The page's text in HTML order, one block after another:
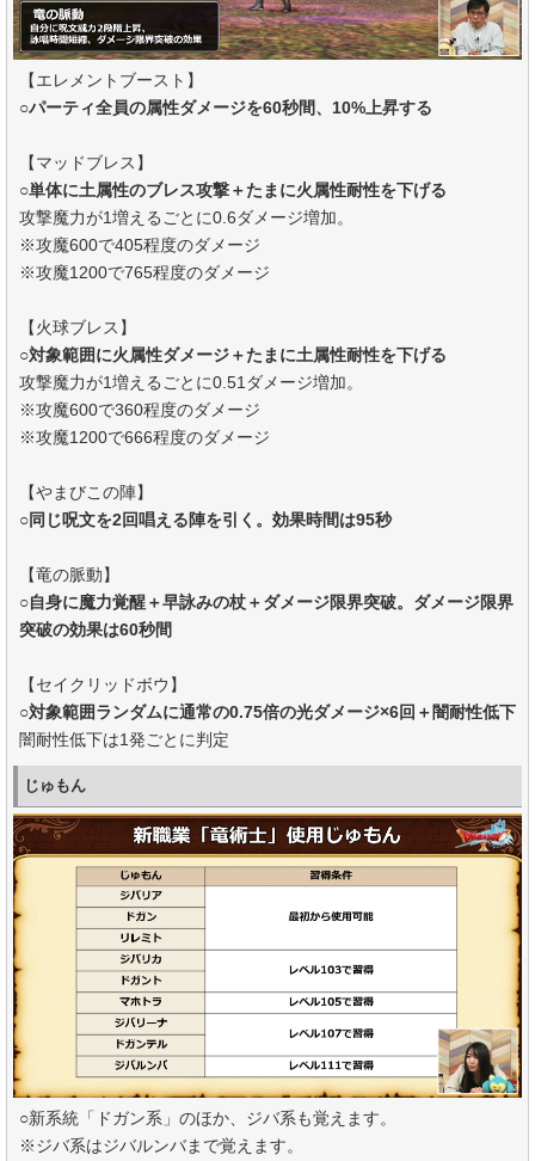
【エレメントブースト】
○パーティ全員の属性ダメージを60秒間、10%上昇する
【マッドブレス】
○単体に土属性のブレス攻撃＋たまに火属性耐性を下げる
攻撃魔力が1増えるごとに0.6ダメージ増加。
※攻魔600で405程度のダメージ
※攻魔1200で765程度のダメージ
【火球ブレス】
○対象範囲に火属性ダメージ＋たまに土属性耐性を下げる
攻撃魔力が1増えるごとに0.51ダメージ増加。
※攻魔600で360程度のダメージ
※攻魔1200で666程度のダメージ
【やまびこの陣】
○同じ呪文を2回唱える陣を引く。効果時間は95秒
【竜の脈動】
○自身に魔力覚醒＋早詠みの杖＋ダメージ限界突破。ダメージ限界
突破の効果は60秒間
【セイクリッドボウ】
○対象範囲ランダムに通常の0.75倍の光ダメージ×6回＋闇耐性低下
闇耐性低下は1発ごとに判定
じゅもん
○新系統「ドガン系」のほか、ジバ系も覚えます。
※ジバ系はジバルンバまで覚えます。